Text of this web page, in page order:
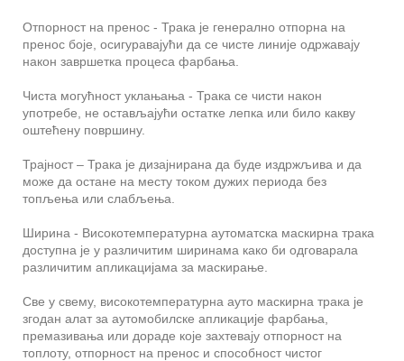
Отпорност на пренос - Трака је генерално отпорна на
пренос боје, осигуравајући да се чисте линије одржавају
након завршетка процеса фарбања.
Чиста могућност уклањања - Трака се чисти након
употребе, не остављајући остатке лепка или било какву
оштећену површину.
Трајност – Трака је дизајнирана да буде издржљива и да
може да остане на месту током дужих периода без
топљења или слабљења.
Ширина - Високотемпературна аутоматска маскирна трака
доступна је у различитим ширинама како би одговарала
различитим апликацијама за маскирање.
Све у свему, високотемпературна ауто маскирна трака је
згодан алат за аутомобилске апликације фарбања,
премазивања или дораде које захтевају отпорност на
топлоту, отпорност на пренос и способност чистог